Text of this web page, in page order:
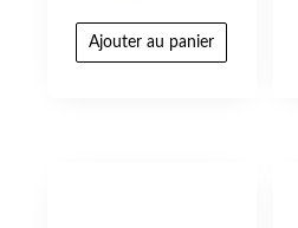
Ajouter au panier